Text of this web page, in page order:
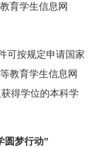
育学生信息网
可按规定申请国家
教育学生信息网
获得学位的本科学
圆梦行动”